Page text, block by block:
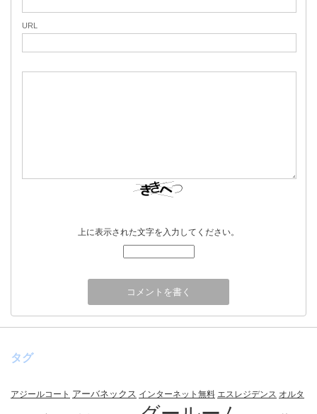
URL
上に表示された文字を入力してください。
タグ
アジールコート アーバネックス インターネット無料 エスレジデンス オルタ